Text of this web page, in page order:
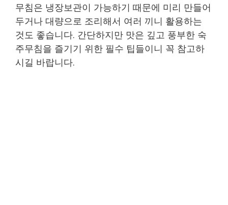
무침은 냉장보관이 가능하기 때문에 미리 만들어
두거나 대량으로 조리해서 여러 끼니 활용하는
것도 좋습니다. 간단하지만 맛은 깊고 풍부한 숙
주무침을 즐기기 위한 필수 팁들이니 꼭 참고하
시길 바랍니다.